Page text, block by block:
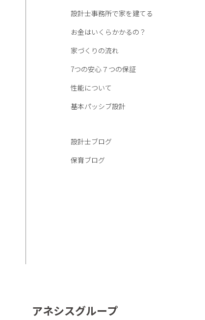
設計士事務所で家を建てる
お金はいくらかかるの？
家づくりの流れ
7つの安心７つの保証
性能について
基本パッシブ設計
設計士ブログ
保育ブログ
アネシスグループ